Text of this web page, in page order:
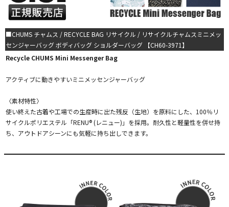
■CHUMS チャムス / RECYCLE BAG リサイクル / リサイクルチャムスミニメッ
センジャーバッグ ボディバッグ ショルダーバッグ 【CH60-3971】
Recycle CHUMS Mini Messenger Bag
アクティブに動きやすいミニメッセンジャーバッグ
〈素材特性〉
使い終えた古着や工場での生産時に出た残反（生地）を原料にした、100％リ
サイクルポリエステル「RENU® (レニュー)」を採用。耐久性と軽量性を併せ持
ち、アウトドアシーンにも気軽に持ち出しできます。